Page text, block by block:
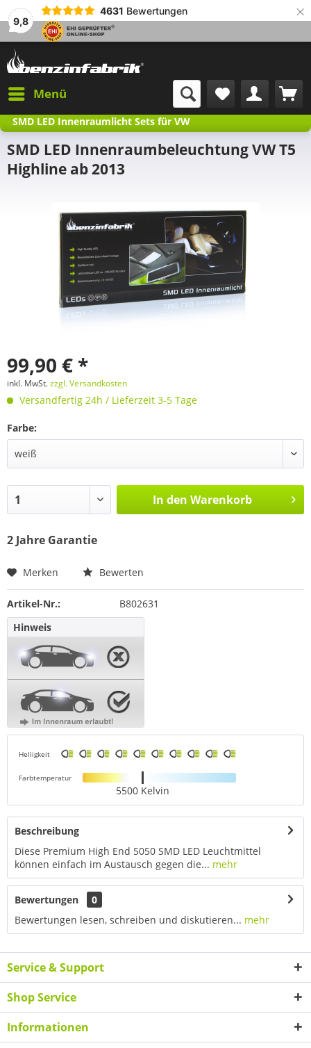
9,8
4631 Bewertungen ×
Menü
SMD LED Innenraumlicht Sets für VW
SMD LED Innenraumbeleuchtung VW T5
Highline ab 2013
99,90 € *
inkl. MwSt.zzgl. Versandkosten
Versandfertig 24h / Lieferzeit 3-5 Tage
Farbe:
In den Warenkorb
2 Jahre Garantie
Merken Bewerten
Artikel-Nr.:
B802631
Hinweis
Helligkeit
Farbtemperatur
5500 Kelvin
Beschreibung
Diese Premium High End 5050 SMD LED Leuchtmittel
können einfach im Austausch gegen die... mehr
Bewertungen
0
Bewertungen lesen, schreiben und diskutieren... mehr
Service & Support
Shop Service
Informationen